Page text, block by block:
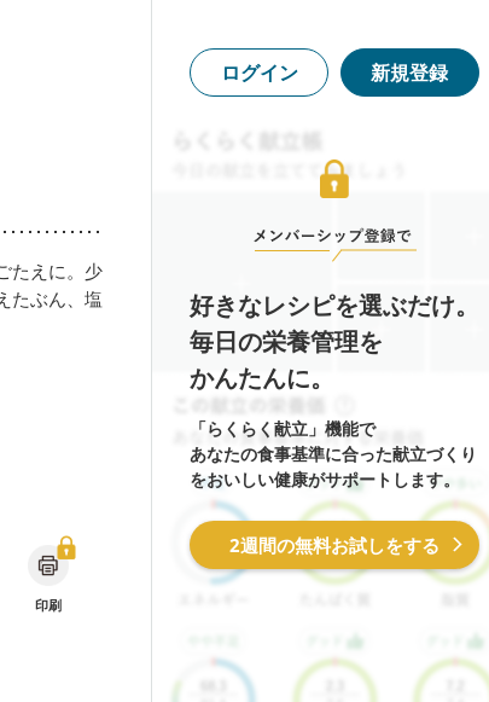
たえに。少
たぶん、塩
印刷
ログイン 新規登録
好きなレシピを選ぶだけ。
毎日の栄養管理を
かんたんに。
「らくらく献立」機能で
あなたの食事基準に合った献立づくり
をおいしい健康がサポートします。
2週間の無料お試しをする